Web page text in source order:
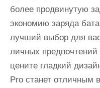
более продвинутую
экономию заряда
лучший выбор для
личных
цените гладкий
Pro станет